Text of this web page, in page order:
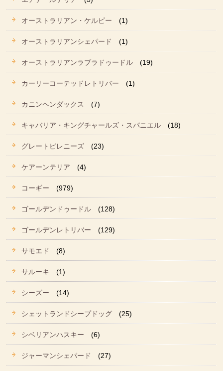
オーストラリアン・ケルピー (1)
オーストラリアンシェパード (1)
オーストラリアンラブラドゥードル (19)
カーリーコーテッドレトリバー (1)
カニンヘンダックス (7)
キャバリア・キングチャールズ・スパニエル (18)
グレートピレニーズ (23)
ケアーンテリア (4)
コーギー (979)
ゴールデンドゥードル (128)
ゴールデンレトリバー (129)
サモエド (8)
サルーキ (1)
シーズー (14)
シェットランドシープドッグ (25)
シベリアンハスキー (6)
ジャーマンシェパード (27)